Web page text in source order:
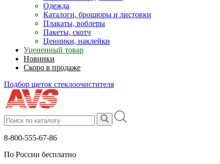
Одежда
Каталоги, брошюры и листовки
Плакаты, воблеры
Пакеты, скотч
Ценники, наклейки
Уцененный товар
Новинки
Скоро в продаже
Подбор щеток стеклоочистителя
8-800-555-67-86
По России бесплатно